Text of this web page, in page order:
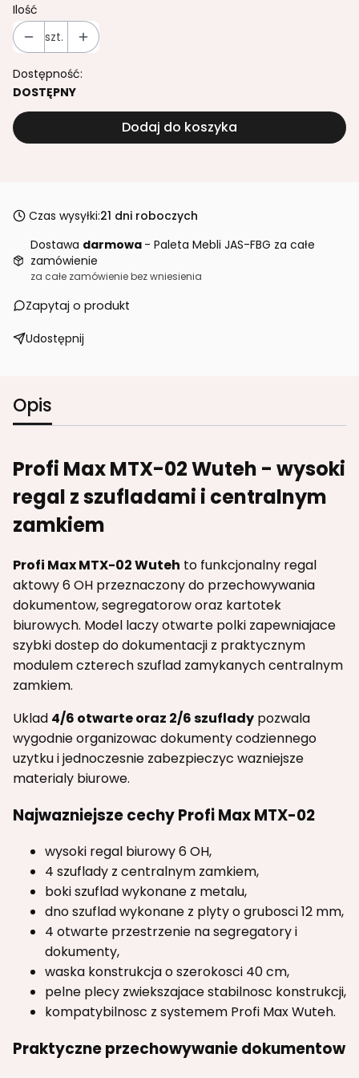
Ilość
szt.
Dostępność:
DOSTĘPNY
Dodaj do koszyka
Czas wysyłki:21 dni roboczych
Dostawa darmowa - Paleta Mebli JAS-FBG za całe
zamówienie
za całe zamówienie bez wniesienia
Zapytaj o produkt
Udostępnij
Opis
Profi Max MTX-02 Wuteh - wysoki
regal z szufladami i centralnym
zamkiem
Profi Max MTX-02 Wuteh to funkcjonalny regal
aktowy 6 OH przeznaczony do przechowywania
dokumentow, segregatorow oraz kartotek
biurowych. Model laczy otwarte polki zapewniajace
szybki dostep do dokumentacji z praktycznym
modulem czterech szuflad zamykanych centralnym
zamkiem.
Uklad 4/6 otwarte oraz 2/6 szuflady pozwala
wygodnie organizowac dokumenty codziennego
uzytku i jednoczesnie zabezpieczyc wazniejsze
materialy biurowe.
Najwazniejsze cechy Profi Max MTX-02
wysoki regal biurowy 6 OH,
4 szuflady z centralnym zamkiem,
boki szuflad wykonane z metalu,
dno szuflad wykonane z plyty o grubosci 12 mm,
4 otwarte przestrzenie na segregatory i
dokumenty,
waska konstrukcja o szerokosci 40 cm,
pelne plecy zwiekszajace stabilnosc konstrukcji,
kompatybilnosc z systemem Profi Max Wuteh.
Praktyczne przechowywanie dokumentow